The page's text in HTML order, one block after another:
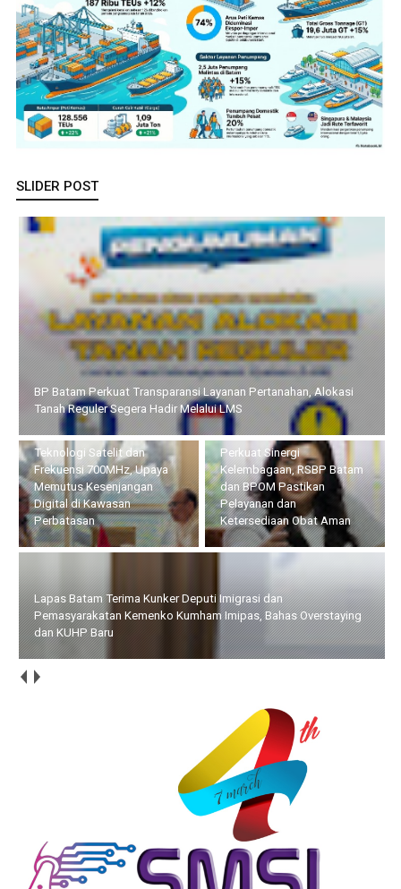
SLIDER POST
Pemprov Kepri dan KomDigi Pacu Penetrasi Broadband Lewat
Teknologi Satelit dan Frekuensi 700MHz, Upaya Memutus
Kesenjangan Digital di Kawasan Perbatasan
Perkuat Sinergi
Kelembagaan, RSBP Batam
dan BPOM Pastikan
Pelayanan dan
Ketersediaan Obat Aman
Lapas Batam Terima Kunker
Deputi Imigrasi dan
Pemasyarakatan Kemenko
Kumham Imipas, Bahas
Overstaying dan KUHP Baru
Bupati Bersama Wabup Natuna Hadiri Kegiatan Bakti Sosial
yang Digelar Tower Bersama Group